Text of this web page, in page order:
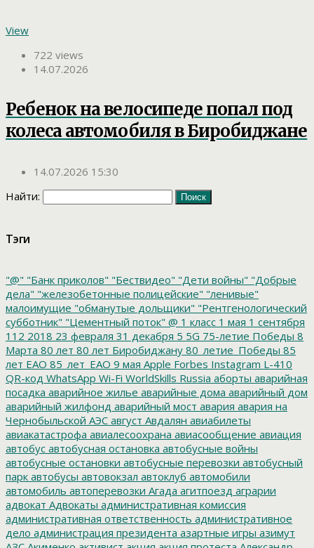
View
722 views
14.07.2026
Ребенок на велосипеде попал под
колеса автомобиля в Биробиджане
14.07.2026 15:30
Найти:
Тэги
"@" "Банк приколов" "Бествидео" "Дети войны" "Добрые
дела" "железобетонные полицейские" "ленивые"
малоимущие "обманутые дольщики" "Рентгенологический
субботник" "Цементный поток" @ 1 класс 1 мая 1 сентября
112 2018 23 февраля 31 декабря 5 5G 75-летие Победы 8
Марта 80 лет 80 лет Биробиджану 80_летие_Победы 85
лет ЕАО 85_лет_ЕАО 9 мая Apple Forbes Instagram L-410
QR-код WhatsApp Wi-Fi WorldSkills Russia аборты аварийная
посадка аварийное жилье аварийные дома аварийный дом
аварийный жилфонд аварийный мост авария авария на
Чернобыльской АЭС август Авдалян авиабилеты
авиакатастрофа авиалесоохрана авиасообщение авиация
автобус автобусная остановка автобусные войны
автобусные остановки автобусные перевозки автобусный
парк автобусы автовокзал автоклуб автомобили
автомобиль автоперевозки Агада агитпоезд аграрии
адвокат Адвокаты административная комиссия
административная ответственность административное
дело администрация президента азартные игры азимут